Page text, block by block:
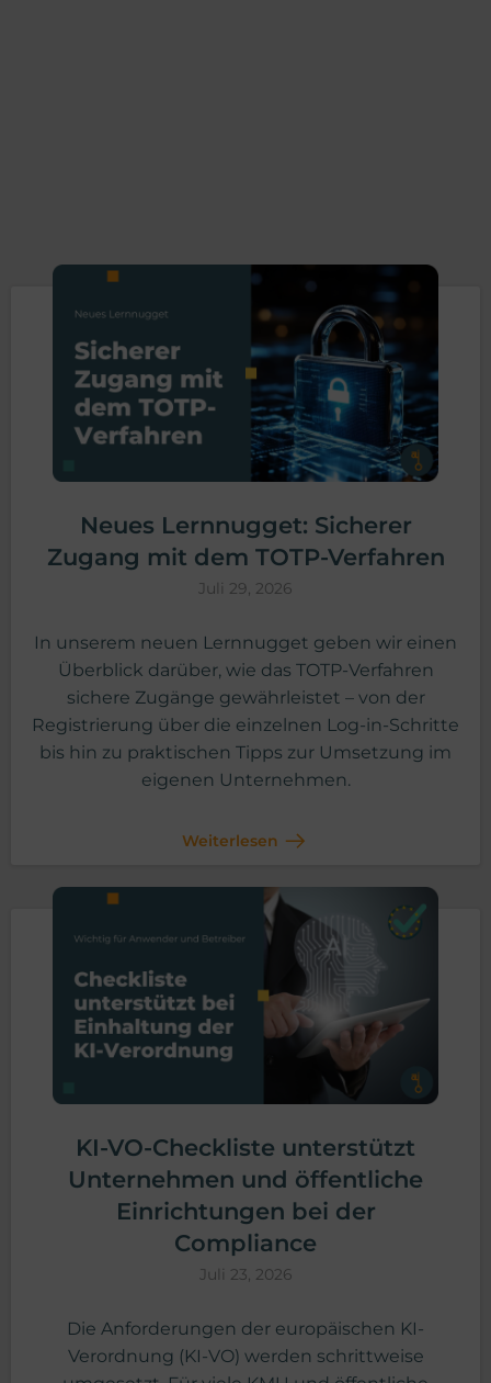
Neues Lernnugget: Sicherer
Zugang mit dem TOTP-Verfahren
Juli 29, 2026
In unserem neuen Lernnugget geben wir einen
Überblick darüber, wie das TOTP-Verfahren
sichere Zugänge gewährleistet – von der
Registrierung über die einzelnen Log-in-Schritte
bis hin zu praktischen Tipps zur Umsetzung im
eigenen Unternehmen.
Weiterlesen
KI-VO-Checkliste unterstützt
Unternehmen und öffentliche
Einrichtungen bei der
Compliance
Juli 23, 2026
Die Anforderungen der europäischen KI-
Verordnung (KI-VO) werden schrittweise